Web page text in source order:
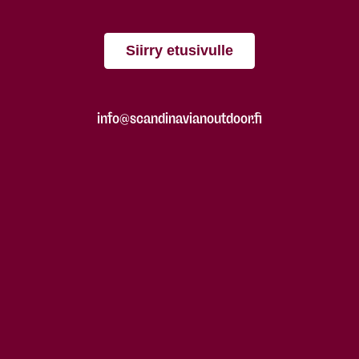
Siirry etusivulle
info@scandinavianoutdoor.fi